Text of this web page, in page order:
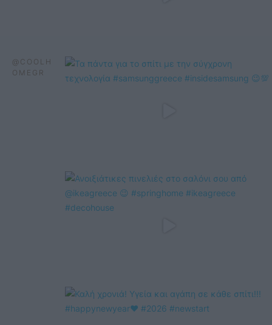
@COOLH
OMEGR